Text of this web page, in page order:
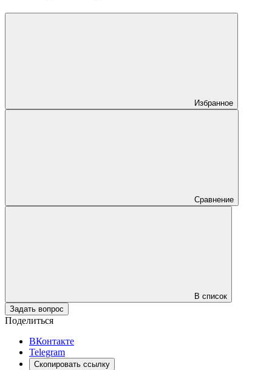
Избранное
Сравнение
В список
Задать вопрос
Поделиться
ВКонтакте
Telegram
Скопировать ссылку